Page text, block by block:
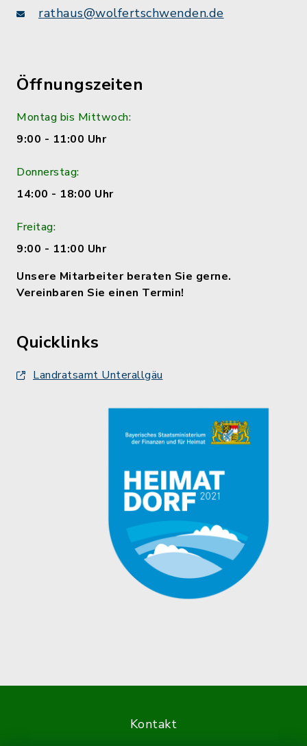
rathaus@wolfertschwenden.de
Öffnungszeiten
Montag bis Mittwoch:
9:00 - 11:00 Uhr
Donnerstag:
14:00 - 18:00 Uhr
Freitag:
9:00 - 11:00 Uhr
Unsere Mitarbeiter beraten Sie gerne.
Vereinbaren Sie einen Termin!
Quicklinks
Landratsamt Unterallgäu
Kontakt